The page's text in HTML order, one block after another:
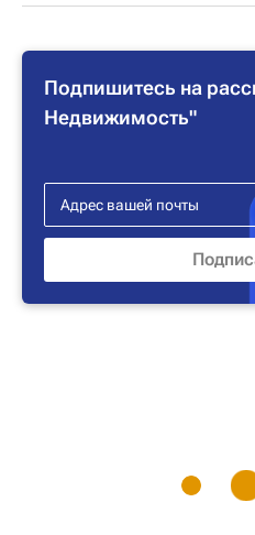
Подпишитесь на
Недвижимость"